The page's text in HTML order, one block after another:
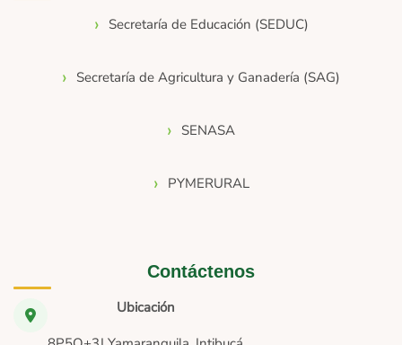
Secretaría de Educación (SEDUC)
Secretaría de Agricultura y Ganadería (SAG)
SENASA
PYMERURAL
Contáctenos
Ubicación